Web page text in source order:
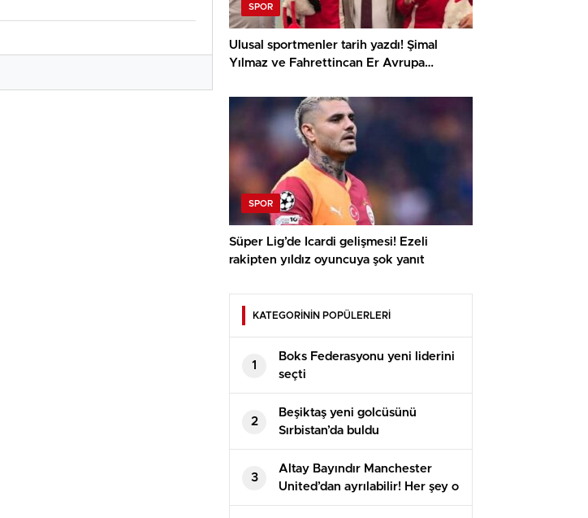
SPOR
Ulusal sportmenler tarih yazdı! Şimal
Yılmaz ve Fahrettincan Er Avrupa
SPOR
Süper Lig’de Icardi gelişmesi! Ezeli
rakipten yıldız oyuncuya şok yanıt
KATEGORİNİN POPÜLERLERİ
1
Boks Federasyonu yeni liderini
seçti
2
Beşiktaş yeni golcüsünü
Sırbistan’da buldu
3
Altay Bayındır Manchester
United’dan ayrılabilir! Her şey o
isme bağlı…